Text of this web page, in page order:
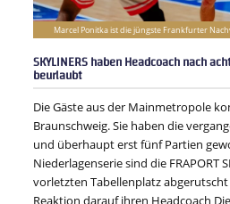
Marcel Ponitka ist die jüngste Frankfurter
SKYLINERS haben Headcoach nach
beurlaubt
Die Gäste aus der Mainmetropole
Braunschweig. Sie haben die
und überhaupt erst fünf Partien
Niederlagenserie sind die FRAPORT
vorletzten Tabellenplatz
Reaktion darauf ihren Headcoach